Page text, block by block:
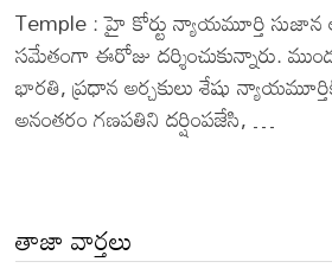
Temple : హై కోర్టు న్యాయమూర్తి సుజాన
సమేతంగా ఈరోజు దర్శించుకున్నారు.
భారతి, ప్రధాన అర్చకులు శేషు
అనంతరం గణపతిని దర్షింపజేసి, …
తాజా వార్తలు